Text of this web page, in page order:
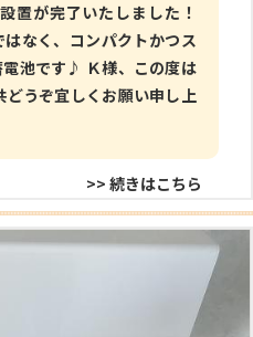
置が完了いたしました！
なく、コンパクトかつス
池です♪ Ｋ様、この度は
うぞ宜しくお願い申し上
>> 続きはこちら